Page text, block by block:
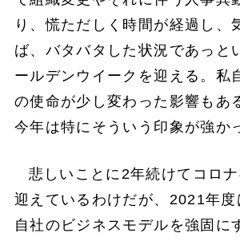
り、慌ただしく時間が経過し、
ば、バタバタした状況であっと
ールデンウイークを迎える。私
の使命が少し変わった影響もあ
今年は特にそういう印象が強か
悲しいことに2年続けてコロ
迎えているわけだが、2021年度
自社のビジネスモデルを強固に